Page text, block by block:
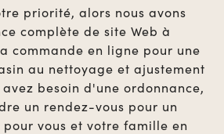
priorité, alors nous avons
complète de site Web à
commande en ligne pour une
au nettoyage et ajustement
besoin d'une ordonnance,
un rendez-vous pour un
vous et votre famille en